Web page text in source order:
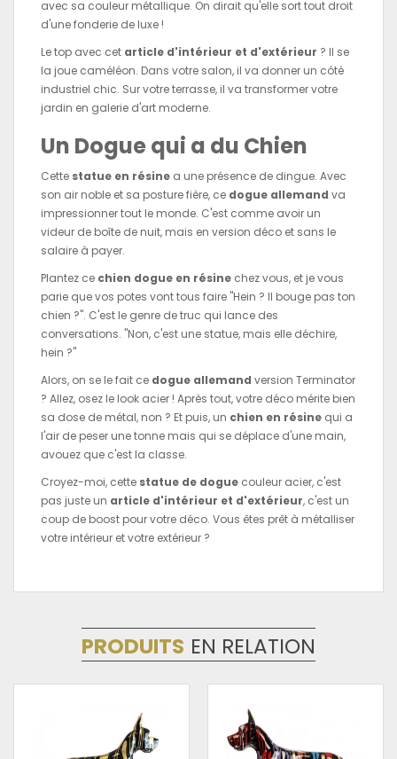
avec sa couleur métallique. On dirait qu'elle sort tout droit
d'une fonderie de luxe !
Le top avec cet article d'intérieur et d'extérieur ? Il se
la joue caméléon. Dans votre salon, il va donner un côté
industriel chic. Sur votre terrasse, il va transformer votre
jardin en galerie d'art moderne.
Un Dogue qui a du Chien
Cette statue en résine a une présence de dingue. Avec
son air noble et sa posture fière, ce dogue allemand va
impressionner tout le monde. C'est comme avoir un
videur de boîte de nuit, mais en version déco et sans le
salaire à payer.
Plantez ce chien dogue en résine chez vous, et je vous
parie que vos potes vont tous faire "Hein ? Il bouge pas ton
chien ?". C'est le genre de truc qui lance des
conversations. "Non, c'est une statue, mais elle déchire,
hein ?"
Alors, on se le fait ce dogue allemand version Terminator
? Allez, osez le look acier ! Après tout, votre déco mérite bien
sa dose de métal, non ? Et puis, un chien en résine qui a
l'air de peser une tonne mais qui se déplace d'une main,
avouez que c'est la classe.
Croyez-moi, cette statue de dogue couleur acier, c'est
pas juste un article d'intérieur et d'extérieur, c'est un
coup de boost pour votre déco. Vous êtes prêt à métalliser
votre intérieur et votre extérieur ?
PRODUITS EN RELATION